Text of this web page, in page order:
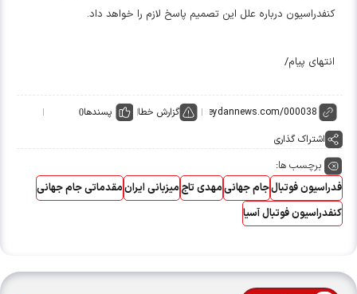
کنفدراسیون درباره علل این تصمیم پاسخ لازم را خواهد داد.
انتهای پیام/
گزارش خطا پسندها0
اشتراک گذاری
برچسب ها:
فدراسیون فوتبالجام جهانیمهدی تاجمیزبانی ایرانمقدماتی جام جهانی
کنفدراسیون فوتبال آسیا